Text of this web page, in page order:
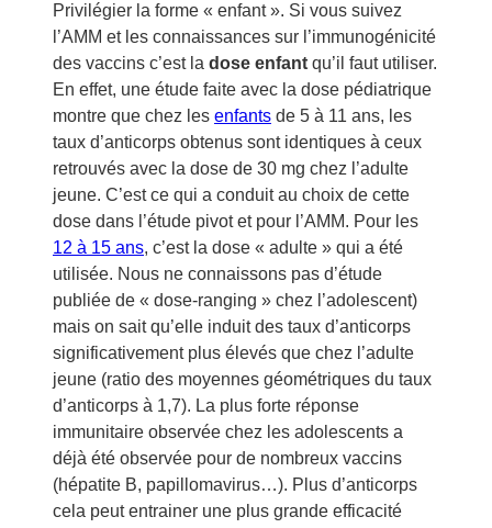
Privilégier la forme « enfant ». Si vous suivez
l’AMM et les connaissances sur l’immunogénicité
des vaccins c’est la dose enfant qu’il faut utiliser.
En effet, une étude faite avec la dose pédiatrique
montre que chez les enfants de 5 à 11 ans, les
taux d’anticorps obtenus sont identiques à ceux
retrouvés avec la dose de 30 mg chez l’adulte
jeune. C’est ce qui a conduit au choix de cette
dose dans l’étude pivot et pour l’AMM. Pour les
12 à 15 ans, c’est la dose « adulte » qui a été
utilisée. Nous ne connaissons pas d’étude
publiée de « dose-ranging » chez l’adolescent)
mais on sait qu’elle induit des taux d’anticorps
significativement plus élevés que chez l’adulte
jeune (ratio des moyennes géométriques du taux
d’anticorps à 1,7). La plus forte réponse
immunitaire observée chez les adolescents a
déjà été observée pour de nombreux vaccins
(hépatite B, papillomavirus…). Plus d’anticorps
cela peut entrainer une plus grande efficacité